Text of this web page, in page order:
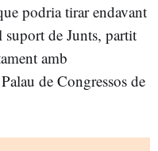
podria tirar endavant
de Junts, partit
amb
de Congressos de